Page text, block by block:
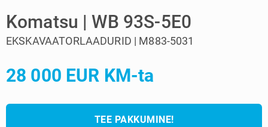
Komatsu | WB 93S-5E0
EKSKAVAATORLAADURID | M883-5031
28 000 EUR KM-ta
TEE PAKKUMINE!